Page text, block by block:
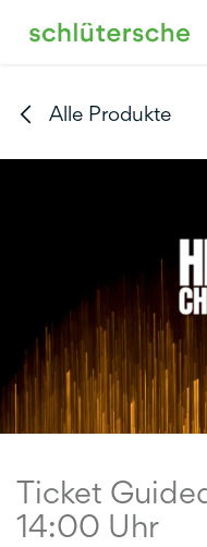
Alle Produkte
Ticket
14:00 Uhr